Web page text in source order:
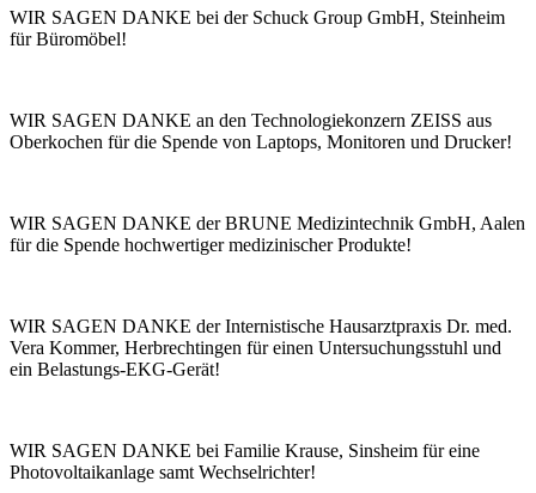
WIR SAGEN DANKE bei der Schuck Group GmbH, Steinheim
für Büromöbel!
WIR SAGEN DANKE an den Technologiekonzern ZEISS aus
Oberkochen für die Spende von Laptops, Monitoren und Drucker!
WIR SAGEN DANKE der BRUNE Medizintechnik GmbH, Aalen
für die Spende hochwertiger medizinischer Produkte!
WIR SAGEN DANKE der Internistische Hausarztpraxis Dr. med.
Vera Kommer, Herbrechtingen für einen Untersuchungsstuhl und
ein Belastungs-EKG-Gerät!
WIR SAGEN DANKE bei Familie Krause, Sinsheim für eine
Photovoltaikanlage samt Wechselrichter!